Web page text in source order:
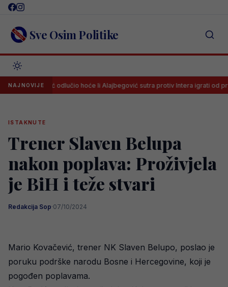
Skip
content Sve Osim Politike
NAJNOVIJE
već odlučio hoće li Alajbegović sutra protiv Intera igrati od prve
ISTAKNUTE
Trener Slaven Belupa
nakon poplava: Proživjela
je BiH i teže stvari
Redakcija Sop·07/10/2024
Mario Kovačević, trener NK Slaven Belupo, poslao je
poruku podrške narodu Bosne i Hercegovine, koji je
pogođen poplavama.